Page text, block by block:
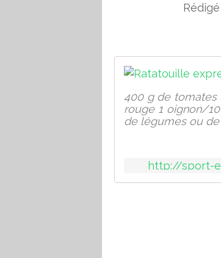
400 g de
rouge 1 oignon/
de légumes ou
http://sport-